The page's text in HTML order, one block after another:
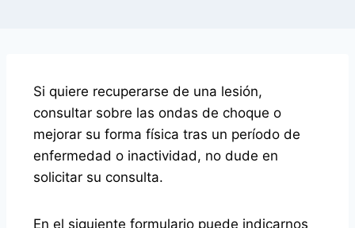
Si quiere recuperarse de una lesión,
consultar sobre las ondas de choque o
mejorar su forma física tras un período de
enfermedad o inactividad, no dude en
solicitar su consulta.
En el siguiente formulario puede indicarnos